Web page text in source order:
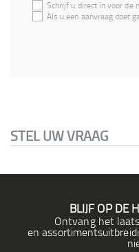
Schrijf u direct in voor de
Als u een aanvraag doet
STEL UW VRAAG
BLIJF OP DE
Ontvang het
en